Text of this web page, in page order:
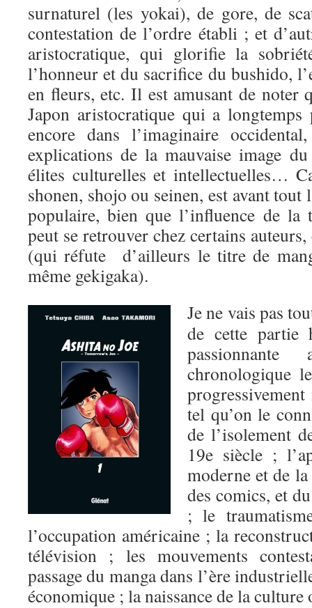
surnaturel (les yokai), de gore, de
contestation de l’ordre établi ; et
aristocratique, qui glorifie la
l’honneur et du sacrifice du bushido,
en fleurs, etc. Il est amusant de noter
Japon aristocratique qui a
encore dans l’imaginaire
explications de la mauvaise image
élites culturelles et intellectuelles…
shonen, shojo ou seinen, est avant
populaire, bien que l’influence de la
peut se retrouver chez certains
(qui réfute d’ailleurs le titre de
même gekigaka).
Je ne vais pas
de cette partie
chronologique
tel qu’on le
de l’isolement
19e siècle ;
moderne et de
des comics, et
; le
l’occupation américaine ; la
télévision ; les mouvements
passage du manga dans l’ère
économique ; la naissance de la